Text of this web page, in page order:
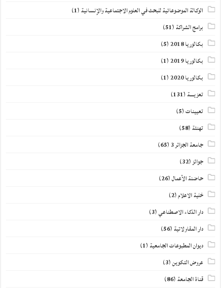
الوكالة الموضوعاتية للبحث في العلوم الاجتماعية والإنسانية (1)
برامج الشراكة (51)
بكالوريا 2018
(5)
بكالوريا 2019
(1)
بكالوريا 2020
(1)
تعزيــــة (131)
تعيينات(5)
تهنئة (58)
جامعة الجزائر 3 (65)
جوائز(32)
حاضنة الأعمال(26)
خلية الاعلام(2)
دار الذكاء الاصطناعي(3)
دار المقاولاتية (56)
ديوان المطبوعات الجامعية (1)
عروض التكوين(3)
قناة الجامعة (86)